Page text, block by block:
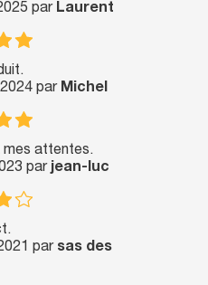
par Laurent
par Michel
mes attentes.
parjean-luc
par sas des